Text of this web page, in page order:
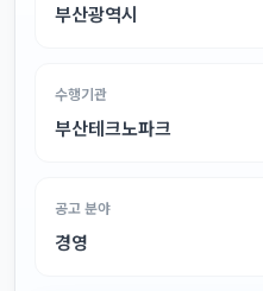
부산광역시
수행기관
부산테크노파크
공고 분야
경영